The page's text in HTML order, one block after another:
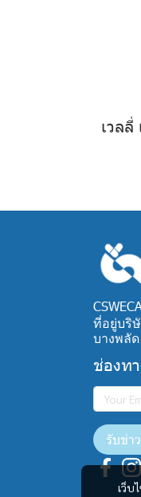
เวลลี่
เว็บ
ที่อยู่บริษั
บางพลัด
ช่องท
รับข่า